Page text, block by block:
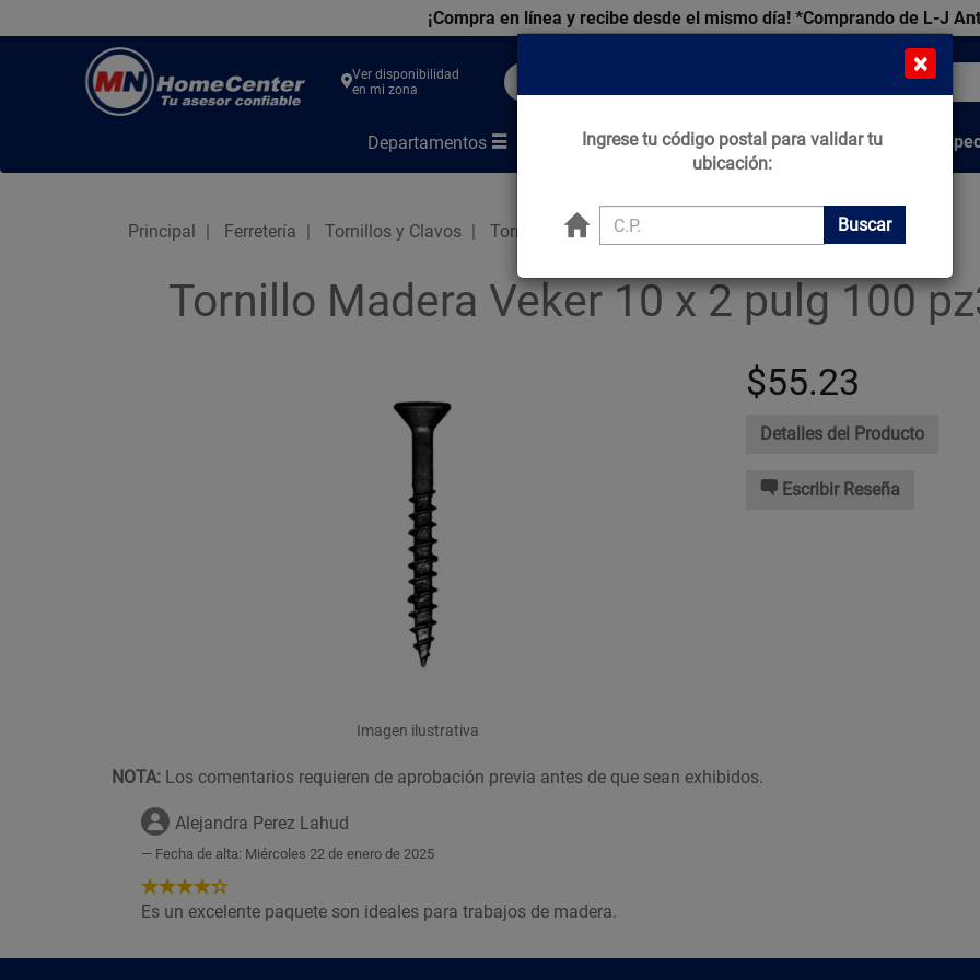
¡Compra en línea y recibe desde el mismo día! *Comprando de L-J
Center
Ver disponibilidad
en mi zona
Departamentos Marcas Tips que Construyen Venta
Principal Ferretería Tornillos y Clavos Tornillo Madera Veker 10 x 2 pulg 100 pz
Tornillo Madera Veker 10 x 2 pulg 100
Imagen ilustrativa
$55.23
Detalles del Producto
Escribir Reseña
NOTA: Los comentarios requieren de aprobación previa antes de que sean exhibidos.
Alejandra Perez Lahud
Fecha de alta: Miércoles 22 de enero de 2025
4
de
Estrellas!
Es un excelente paquete son ideales para trabajos de madera.
×
Ingrese tu código postal para validar tu
ubicación:
Buscar